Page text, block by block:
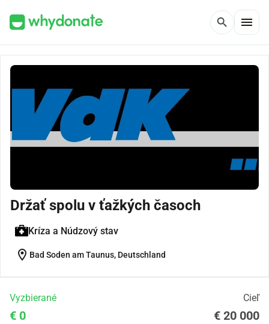
search menu
Držať spolu v ťažkých časoch
Kríza a Núdzový stav
location_on Bad Soden am Taunus, Deutschland
Vyzbierané Cieľ
€ 0 € 20 000